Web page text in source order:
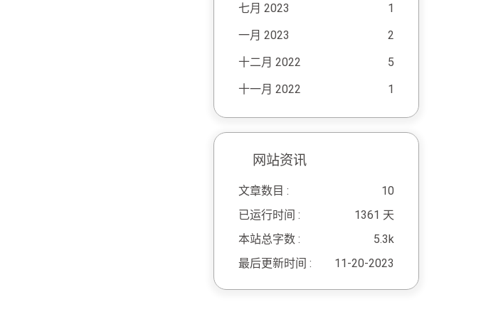
七月 2023
1
一月 2023
2
十二月 2022
5
十一月 2022
1
网站资讯
文章数目 :
10
已运行时间 :
1361 天
本站总字数 :
5.3k
最后更新时间 :
11-20-2023